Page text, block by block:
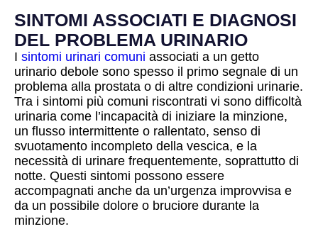
SINTOMI ASSOCIATI E DIAGNOSI
DEL PROBLEMA URINARIO
I sintomi urinari comuni associati a un getto
urinario debole sono spesso il primo segnale di un
problema alla prostata o di altre condizioni urinarie.
Tra i sintomi più comuni riscontrati vi sono difficoltà
urinaria come l’incapacità di iniziare la minzione,
un flusso intermittente o rallentato, senso di
svuotamento incompleto della vescica, e la
necessità di urinare frequentemente, soprattutto di
notte. Questi sintomi possono essere
accompagnati anche da un’urgenza improvvisa e
da un possibile dolore o bruciore durante la
minzione.